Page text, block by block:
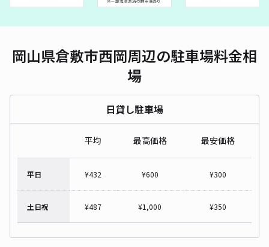
岡山県倉敷市西岡周辺の駐車場料金相
場
日貸し駐車場
平均 最高価格 最安価格
平日 ¥432 ¥600 ¥300
土日祝 ¥487 ¥1,000 ¥350